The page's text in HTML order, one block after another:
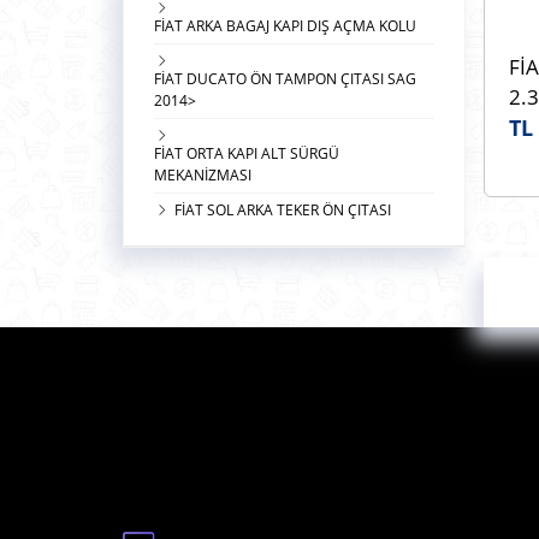
FİAT ARKA BAGAJ KAPI DIŞ AÇMA KOLU
FİAT DUCATO ÖN TAMPON ÇITASI SAG
2014>
FİAT ORTA KAPI ALT SÜRGÜ
MEKANİZMASI
FİAT SOL ARKA TEKER ÖN ÇITASI
TL